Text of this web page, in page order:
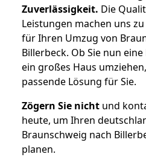
Zuverlässigkeit. Die
Leistungen machen uns
für Ihren Umzug von
Billerbeck. Ob Sie nun
ein großes Haus
passende Lösung für Sie.
Zögern Sie nicht und
heute, um Ihren
Braunschweig nach
planen.